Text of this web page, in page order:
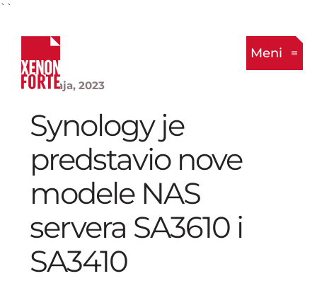
``
Meni
18. Maja, 2023
Synology je
predstavio nove
modele NAS
servera SA3610 i
SA3410